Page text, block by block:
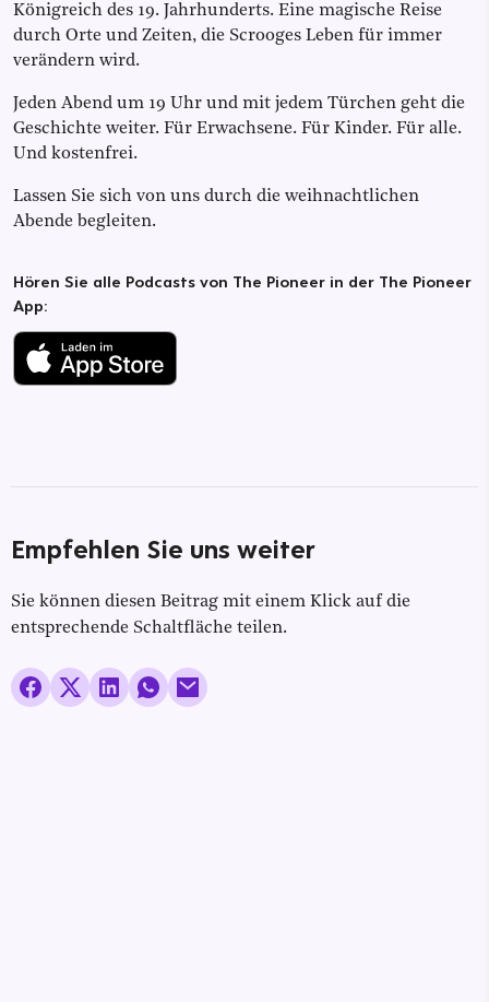
Königreich des 19. Jahrhunderts. Eine magische Reise
durch Orte und Zeiten, die Scrooges Leben für immer
verändern wird.
Jeden Abend um 19 Uhr und mit jedem Türchen geht die
Geschichte weiter. Für Erwachsene. Für Kinder. Für alle.
Und kostenfrei.
Lassen Sie sich von uns durch die weihnachtlichen
Abende begleiten.
Hören Sie alle Podcasts von The Pioneer in der The Pioneer
App:
Empfehlen Sie uns weiter
Sie können diesen Beitrag mit einem Klick auf die
entsprechende Schaltfläche teilen.